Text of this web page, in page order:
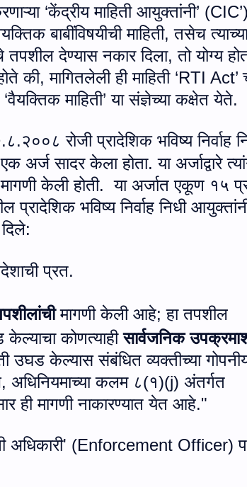
‘केंद्रीय माहिती आयुक्तांनी’ (CIC’)
बाबींविषयीची माहिती,तसेच
तपशील देण्यास नकार दिला,तो योग्य
की,मागितलेली ही माहिती ‘RTI Act’
माहिती’ या संज्ञेच्या कक्षेत येते.
रोजी प्रादेशिक भविष्य निर्वाह
अर्ज सादर केला होता. या अर्जाद्वारे
केली होती. या अर्जात एकूण १५
प्रादेशिक भविष्य निर्वाह निधी
प्रत.
मागणी केली आहे;हा तपशील
केल्याचा कोणत्याहीसार्वजनिक
उघड केल्यास संबंधित व्यक्तीच्या
, अधिनियमाच्या कलम ८(१)(j) अंतर्गत
ही मागणी नाकारण्यात येत आहे."
अधिकारी' (Enforcement Officer)